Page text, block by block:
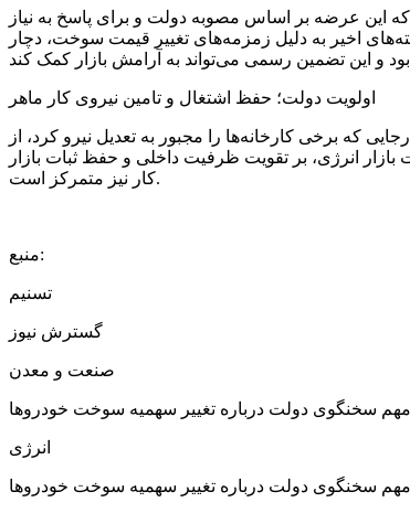
این عرضه بر اساس مصوبه دولت و برای پاسخ به نیاز
اخیر به دلیل زمزمه‌های تغییر قیمت سوخت، دچار
نیروی ماهر، تاکید کرد. وی با اشاره به تجربه جنگ ۱۲روزه و حادثه بندر شهید رجایی که برخی کارخانه‌ها را مجبور به تعدیل نیرو کرد، از
انرژی، بر تقویت ظرفیت داخلی و حفظ ثبات بازار
کار نیز متمرکز است.
منبع:
تسنیم
گسترش نیوز
صنعت و معدن
مهم سخنگوی دولت درباره تغییر سهمیه سوخت خودروها
انرژی
مهم سخنگوی دولت درباره تغییر سهمیه سوخت خودروها